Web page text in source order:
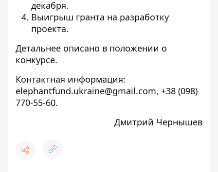
декабря.
Выигрыш гранта на разработку
проекта.
Детальнее описано в положении о
конкурсе.
Контактная информация:
elephantfund.ukraine@gmail.com, +38 (098)
770-55-60.
Дмитрий Чернышев